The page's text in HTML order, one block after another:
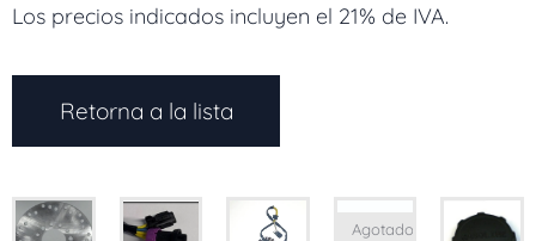
Los precios indicados incluyen el 21% de IVA.
Retorna a la lista
Agotado